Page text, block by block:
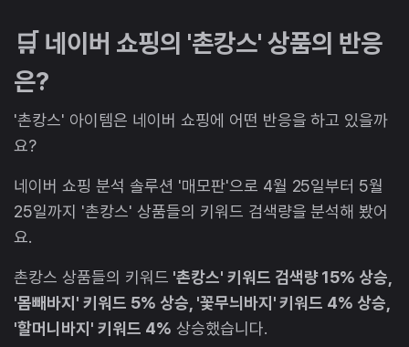
🛒 네이버 쇼핑의 '촌캉스' 상품의 반응
은?
'촌캉스' 아이템은 네이버 쇼핑에 어떤 반응을 하고 있을까
요?
네이버 쇼핑 분석 솔루션 '매모판'으로 4월 25일부터 5월
25일까지 '촌캉스' 상품들의 키워드 검색량을 분석해 봤어
요.
촌캉스 상품들의 키워드 '촌캉스' 키워드 검색량 15% 상승,
'몸빼바지' 키워드 5% 상승, '꽃무늬바지' 키워드 4% 상승,
'할머니바지' 키워드 4% 상승했습니다.